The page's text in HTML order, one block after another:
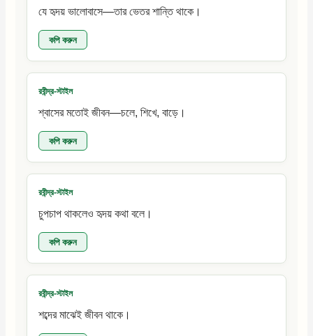
যে হৃদয় ভালোবাসে—তার ভেতর শান্তি থাকে।
কপি করুন
রবীন্দ্র-স্টাইল
শ্বাসের মতোই জীবন—চলে, শিখে, বাড়ে।
কপি করুন
রবীন্দ্র-স্টাইল
চুপচাপ থাকলেও হৃদয় কথা বলে।
কপি করুন
রবীন্দ্র-স্টাইল
শব্দের মাঝেই জীবন থাকে।